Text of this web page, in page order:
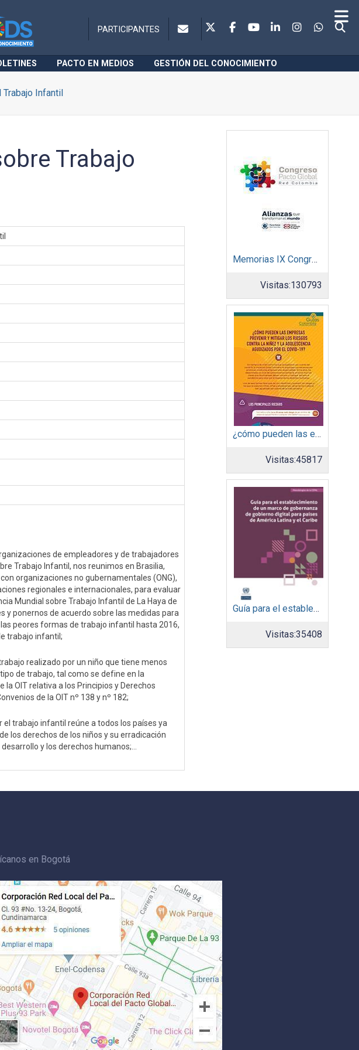
PARTICIPANTES
PACTO EN MEDIOS GESTIÓN DEL CONOCIMIENTO
Trabajo Infantil
Trabajo
de empleadores y de trabajadores
Trabajo Infantil, nos reunimos en Brasilia,
organizaciones no gubernamentales (ONG),
regionales e internacionales, para evaluar
Mundial sobre Trabajo Infantil de La Haya de
y ponernos de acuerdo sobre las medidas para
peores formas de trabajo infantil hasta 2016,
trabajo infantil;
realizado por un niño que tiene menos
de trabajo, tal como se define en la
la OIT relativa a los Principios y Derechos
de la OIT nº 138 y nº 182;
trabajo infantil reúne a todos los países ya
los derechos de los niños y su erradicación
y los derechos humanos;...
Memorias IX Congreso Pacto Global 2019
Visitas:130793
¿cómo pueden las empresas prevenir y mitigar los riesgos contra la niñez y la adolescencia agudizados por el COVID-19?La iniciativa multiactor Guías Colombia en Empresas, Derechos Humanos y Derecho In
Visitas:45817
Guía para el establecimiento de un marco de gobernanza de gobierno digital para países de América Latina y el Caribe
Visitas:35408
en Bogotá